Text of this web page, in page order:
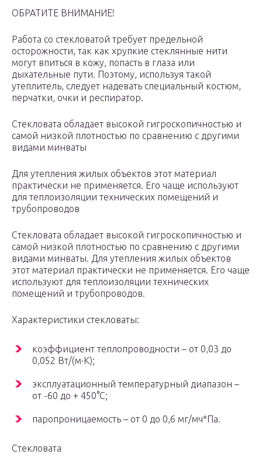
ОБРАТИТЕ ВНИМАНИЕ!
Работа со стекловатой требует предельной
осторожности, так как хрупкие стеклянные нити
могут впиться в кожу, попасть в глаза или
дыхательные пути. Поэтому, используя такой
утеплитель, следует надевать специальный костюм,
перчатки, очки и респиратор.
Стекловата обладает высокой гигроскопичностью и
самой низкой плотностью по сравнению с другими
видами минваты
Для утепления жилых объектов этот материал
практически не применяется. Его чаще используют
для теплоизоляции технических помещений и
трубопроводов
Стекловата обладает высокой гигроскопичностью и
самой низкой плотностью по сравнению с другими
видами минваты. Для утепления жилых объектов
этот материал практически не применяется. Его чаще
используют для теплоизоляции технических
помещений и трубопроводов.
Характеристики стекловаты:
коэффициент теплопроводности – от 0,03 до
0,052 Вт/(м·K);
эксплуатационный температурный диапазон –
от -60 до + 450°C;
паропроницаемость – от 0 до 0,6 мг/мч*Па.
Стекловата